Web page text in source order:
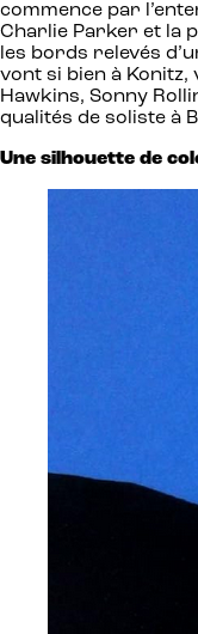
commence par
Charlie Parker et la
les bords relevés
vont si bien à Konitz,
Hawkins, Sonny
qualités de soliste à
Une silhouette de